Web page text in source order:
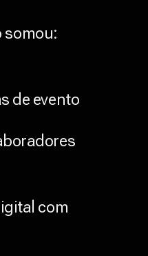
somou:
de evento
com